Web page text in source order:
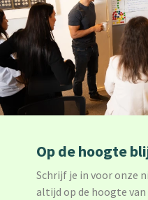
Op de hoogte
Schrijf je in voor onze
altijd op de hoogte